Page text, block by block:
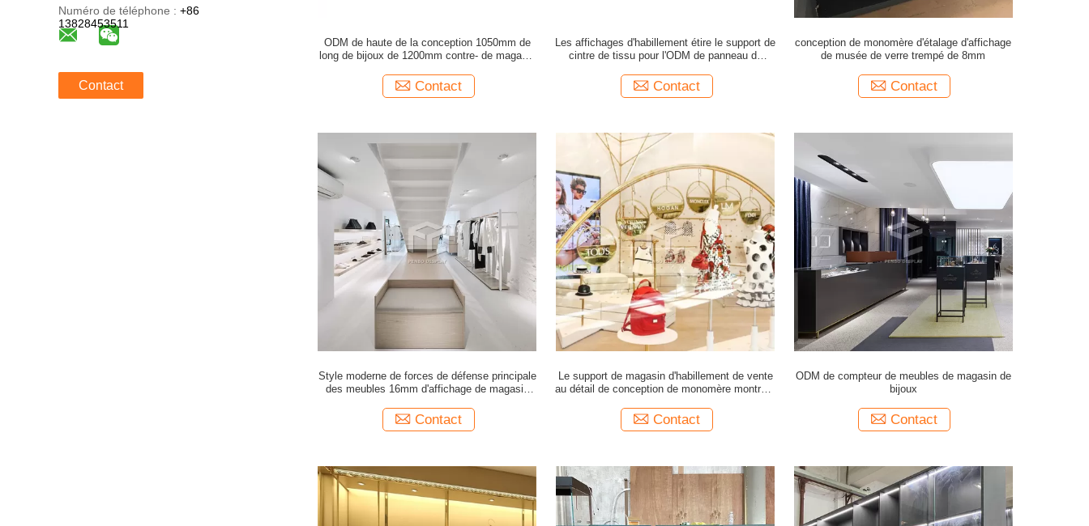
Numéro de téléphone : +86
13828453511
Contact
ODM de haute de la conception 1050mm de
long de bijoux de 1200mm contre- de magasin
Contact
Les affichages d'habillement étire le support de
cintre de tissu pour l'ODM de panneau de
Contact
conception de monomère d'étalage d'affichage
de musée de verre trempé de 8mm
Contact
Style moderne de forces de défense principale
des meubles 16mm d'affichage de magasin
Contact
Le support de magasin d'habillement de vente
au détail de conception de monomère montrent
Contact
ODM de compteur de meubles de magasin de
bijoux
Contact